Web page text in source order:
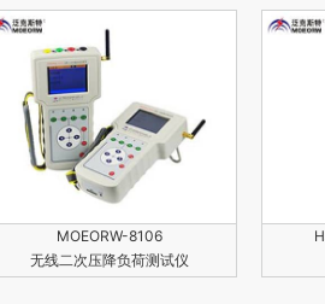
MOEORW-8106
无线二次压降负荷测试仪